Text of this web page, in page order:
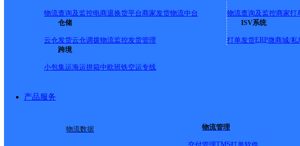
物流查询及监控电商退换货平台商家发货物流中台 物流查询及监控商家打
仓储
云仓发货云仓调拨物流监控发货管理
ISV系统
打单发货ERP微商城/私
跨境
小包集运海运拼箱中欧班铁空运专线
产品服务
物流数据 物流管理
TMS
更多号码地址：江西省赣州市大余县江西省赣州市大余县新城镇城背路1
派送范围:新城镇,内良乡,南安镇,吉村镇,左拔镇,新世纪工业园,梅关镇,樟斗镇,池江镇,
更多号码地址：江西省赣州市定南县江西省赣州市定南县历市镇源江路
石城琴江分部
地址：江西赣州市石城县莲城北路40号
派送范围:横江镇,丰山乡,大由乡,小松镇,屏山镇,木兰乡,洋地乡,珠坑乡,琴江镇,高田镇,